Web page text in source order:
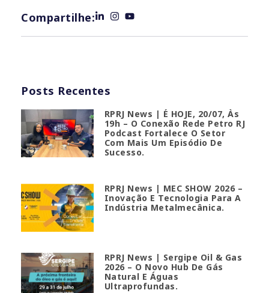
Compartilhe:
Posts Recentes
RPRJ News | É HOJE, 20/07, Às
19h – O Conexão Rede Petro RJ
Podcast Fortalece O Setor
Com Mais Um Episódio De
Sucesso.
RPRJ News | MEC SHOW 2026 –
Inovação E Tecnologia Para A
Indústria Metalmecânica.
RPRJ News | Sergipe Oil & Gas
2026 – O Novo Hub De Gás
Natural E Águas
Ultraprofundas.